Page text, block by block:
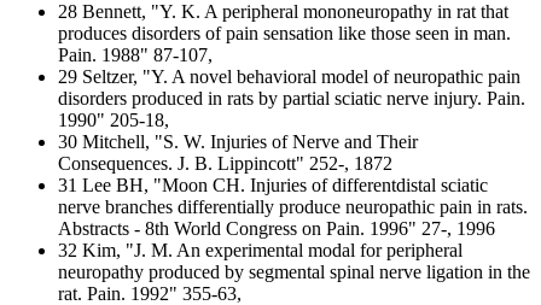
28 Bennett, "Y. K. A peripheral mononeuropathy in rat that
produces disorders of pain sensation like those seen in man.
Pain. 1988" 87-107,
29 Seltzer, "Y. A novel behavioral model of neuropathic pain
disorders produced in rats by partial sciatic nerve injury. Pain.
1990" 205-18,
30 Mitchell, "S. W. Injuries of Nerve and Their
Consequences. J. B. Lippincott" 252-, 1872
31 Lee BH, "Moon CH. Injuries of differentdistal sciatic
nerve branches differentially produce neuropathic pain in rats.
Abstracts - 8th World Congress on Pain. 1996" 27-, 1996
32 Kim, "J. M. An experimental modal for peripheral
neuropathy produced by segmental spinal nerve ligation in the
rat. Pain. 1992" 355-63,